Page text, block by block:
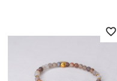
favorite_border